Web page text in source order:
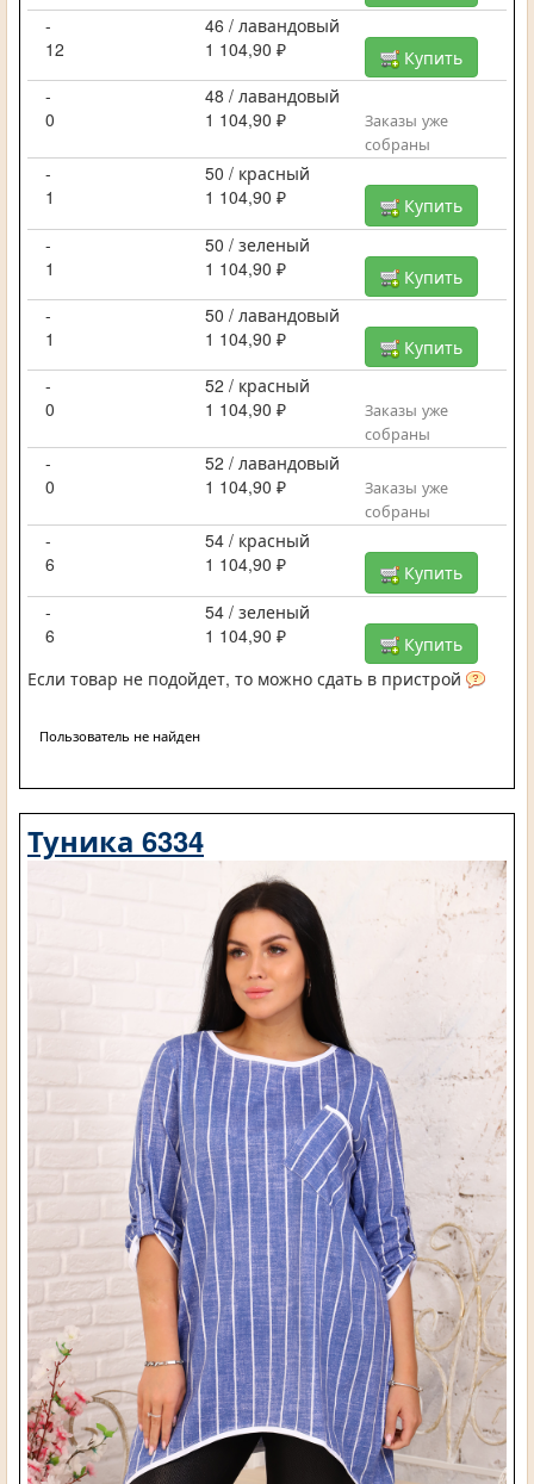
-
46 / лавандовый
12
1 104,90 ₽
Купить
-
48 / лавандовый
0
1 104,90 ₽
Заказы уже
собраны
-
50 / красный
1
1 104,90 ₽
Купить
-
50 / зеленый
1
1 104,90 ₽
Купить
-
50 / лавандовый
1
1 104,90 ₽
Купить
-
52 / красный
0
1 104,90 ₽
Заказы уже
собраны
-
52 / лавандовый
0
1 104,90 ₽
Заказы уже
собраны
-
54 / красный
6
1 104,90 ₽
Купить
-
54 / зеленый
6
1 104,90 ₽
Купить
Если товар не подойдет, то можно сдать в пристрой
Пользователь не найден
Туника 6334